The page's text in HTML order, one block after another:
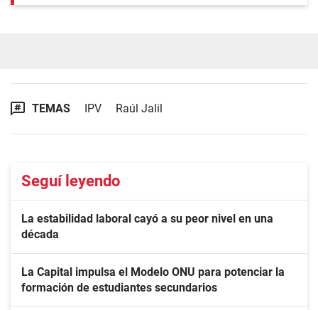
TEMAS IPV Raúl Jalil
Seguí leyendo
La estabilidad laboral cayó a su peor nivel en una
década
La Capital impulsa el Modelo ONU para potenciar la
formación de estudiantes secundarios